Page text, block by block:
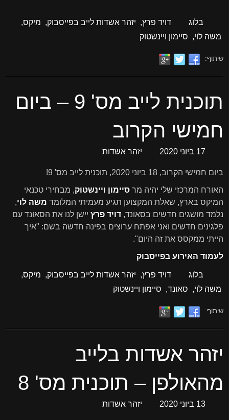
בלוג דויד פרץ, יזהר אשדות לייב בפייסבוק, מיקס,
משה לוי, סיימון ויינשטוק
שיתוף:
תוכנית לייב מס' 9 – ביום
חמישי הקרוב
17 ביוני 2020 יזהר אשדות
ביום חמישי הקרוב, 18 ביוני 2020, תוכנית לייב מס' 9!
האורח המרכזי שלי יהיה מרסיימון ויינשטוק, מבחירי טכנאי
המיקס בארץ, שאלת המקצוען תגיע מעמיתי המלומד משה לוי,
נלמד מושגים חדשים בסאונד,דויד פרץ יישן לנו את הסאונד עם
פלגינים חדשים ואני אפתח ערוצים בפינה חדשה בשם: "איך
הייתי ממקסס את זה היום".
לעמוד האירוע בפייסבוק
בלוג דויד פרץ, יזהר אשדות לייב בפייסבוק, מיקס,
משה לוי, סאונד, סיימון ויינשטוק
שיתוף:
יזהר אשדות בלייב
מהאולפן – תוכנית מס' 8
13 ביוני 2020 יזהר אשדות